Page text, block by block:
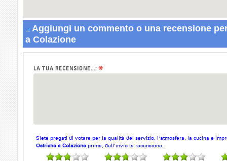
Aggiungi un commento o una recensione
a Colazione
LA TUA RECENSIONE...: *
Siete pregati di votare per la qualità del servizio, l'atmosfera, la cucina e
Ostriche a Colazione prima, dell'invio la recensione.